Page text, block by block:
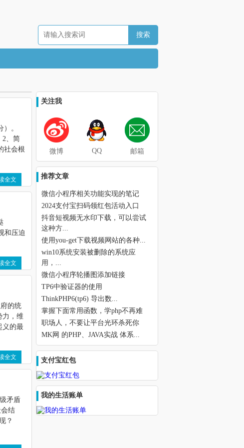
。
2、简
社会根
全文
和压迫
全文
的统
力，维
义的最
全文
矛盾
结
？
关注我
微博 QQ 邮箱
推荐文章
微信小程序相关功能实现的笔记
2024支付宝扫码领红包活动入口
抖音短视频无水印下载，可以尝试
这种方...
使用you-get下载视频网站的各种...
win10系统安装被删除的系统应
用，...
微信小程序轮播图添加链接
TP6中验证器的使用
ThinkPHP6(tp6) 导出数...
掌握下面常用函数，学php不再难
职场人，不要让平台光环杀死你
MK网 的PHP、JAVA实战 体系...
支付宝红包
我的生活账单